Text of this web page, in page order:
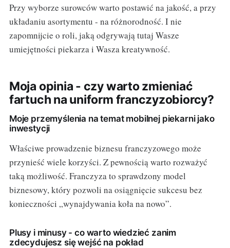
Przy wyborze surowców warto postawić na jakość, a przy
układaniu asortymentu - na różnorodność. I nie
zapomnijcie o roli, jaką odgrywają tutaj Wasze
umiejętności piekarza i Wasza kreatywność.
Moja opinia - czy warto zmieniać
fartuch na uniform franczyzobiorcy?
Moje przemyślenia na temat mobilnej piekarni jako
inwestycji
Właściwe prowadzenie biznesu franczyzowego może
przynieść wiele korzyści. Z pewnością warto rozważyć
taką możliwość. Franczyza to sprawdzony model
biznesowy, który pozwoli na osiągnięcie sukcesu bez
konieczności „wynajdywania koła na nowo”.
Plusy i minusy - co warto wiedzieć zanim
zdecydujesz się wejść na pokład